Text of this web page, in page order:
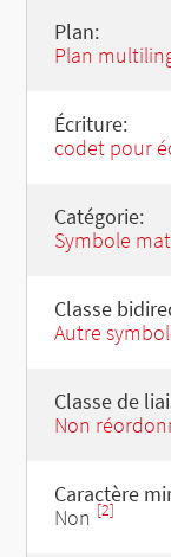
Plan:
Plan
Écriture:
codet pour
Catégorie:
Symbole
Classe
Autre
Classe de
Non
Caractère
Non [2]